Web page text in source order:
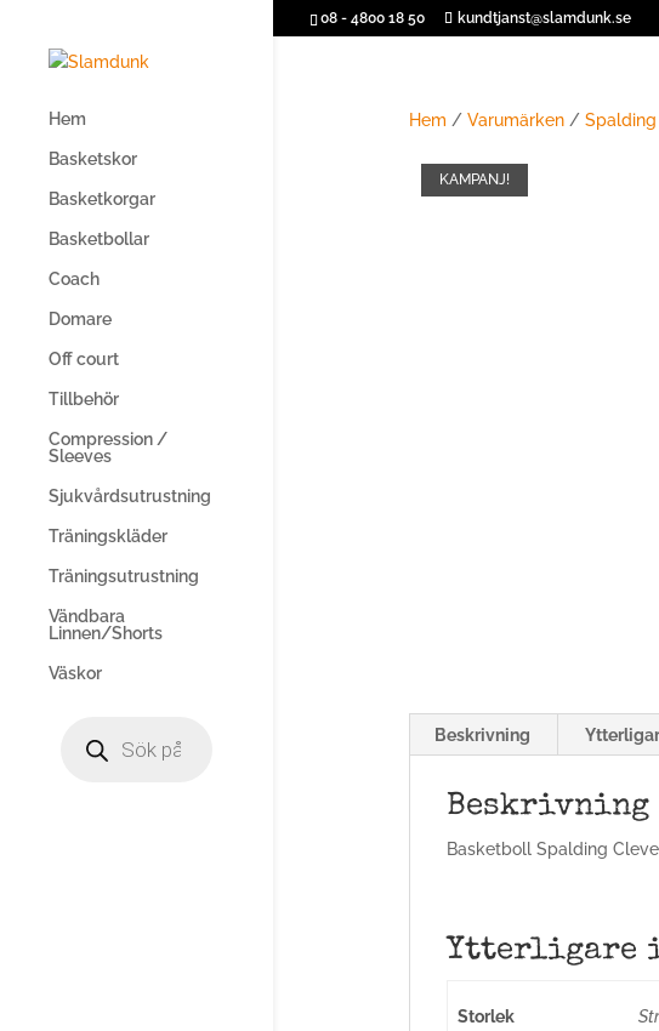
08 - 4800 18 50 kundtjanst@slamdunk.se
Hem
Basketskor
Basketkorgar
Basketbollar
Coach
Domare
Off court
Tillbehör
Compression /
Sleeves
Sjukvårdsutrustning
Träningskläder
Träningsutrustning
Vändbara
Linnen/Shorts
Väskor
search
Hem / Varumärken/ Spalding
KAMPANJ!
Beskrivning
Beskrivning
Basketboll Spalding
Ytterligare
Storlek